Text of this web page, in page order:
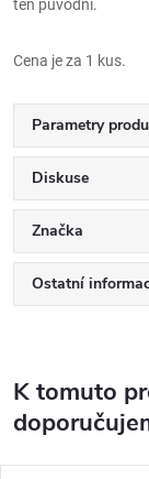
ten původní.
Cena je za 1 kus.
Parametry
Diskuse
Značka
Ostatní
K tomuto